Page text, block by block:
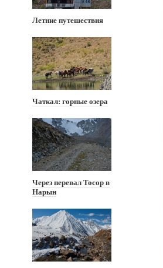
Летние путешествия
Чаткал: горные озера
Через перевал Тосор в
Нарын